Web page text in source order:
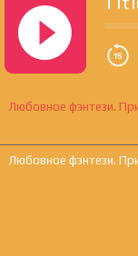
Любовное фэнтези.
Любовное фэнтези.